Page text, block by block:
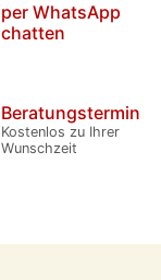
per WhatsApp
chatten
Beratungstermin
Kostenlos zu Ihrer
Wunschzeit